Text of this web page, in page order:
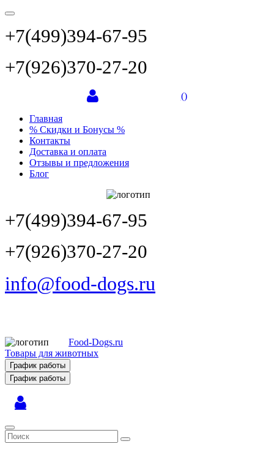
+7(499)394-67-95
+7(926)370-27-20
()
Главная
% Скидки и Бонусы %
Контакты
Доставка и оплата
Отзывы и предложения
Блог
+7(499)394-67-95
+7(926)370-27-20
info@food-dogs.ru
Food-Dogs.ru
Товары для животных
График работы
График работы